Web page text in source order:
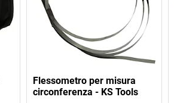
Flessometro per misura
circonferenza - KS Tools